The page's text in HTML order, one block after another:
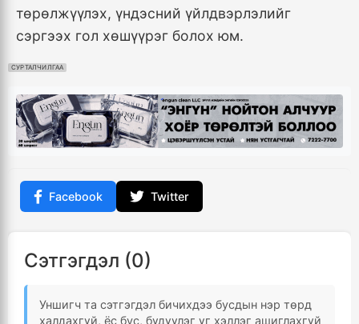
төрөлжүүлэх, үндэсний үйлдвэрлэлийг
сэргээх гол хөшүүрэг болох юм.
СУРТАЛЧИЛГАА
Facebook Twitter
Сэтгэгдэл (0)
Уншигч та сэтгэгдэл бичихдээ бусдын нэр төрд
халдахгүй, ёс бус, бүдүүлэг үг хэллэг ашиглахгүй